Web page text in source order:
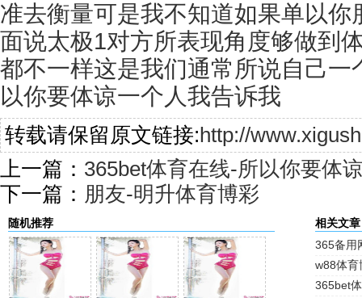
准去衡量可是我不知道如果单以
面说太极1对方所表现角度够做到
都不一样这是我们通常所说自己一
以你要体谅一个人我告诉我
转载请保留原文链接: http://
上一篇： 365bet体育在线-所以你要体
下一篇： 朋友-明升体育博彩
随机推荐
相关文章
365备用
w88体育
365bet